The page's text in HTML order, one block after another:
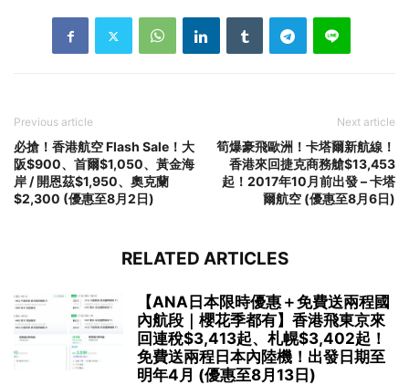
Previous article
必搶！香港航空 Flash Sale！大
阪$900、首爾$1,050、黃金海
岸 / 開恩茲$1,950、奧克蘭
$2,300 (優惠至8月2日)
Next article
筍爆豪飛歐洲！卡塔爾新航線！
香港來回捷克商務艙$13,453
起！2017年10月前出發 – 卡塔
爾航空 (優惠至8月6日)
RELATED ARTICLES
【ANA日本限時優惠＋免費送兩程國
內航段｜櫻花季都有】香港飛東京來
回連稅$3,413起、札幌$3,402起！
免費送兩程日本內陸機！出發日期至
明年4月 (優惠至8月13日)